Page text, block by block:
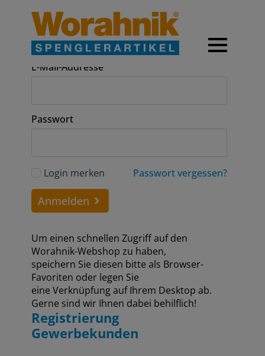
Anmeldung
E-Mail-Addresse
Passwort
Login merken Passwort vergessen?
Anmelden
Um einen schnellen Zugriff auf den
Worahnik-Webshop zu haben,
speichern Sie diesen bitte als Browser-
Favoriten oder legen Sie
eine Verknüpfung auf Ihrem Desktop ab.
Gerne sind wir Ihnen dabei behilflich!
Registrierung
Gewerbekunden